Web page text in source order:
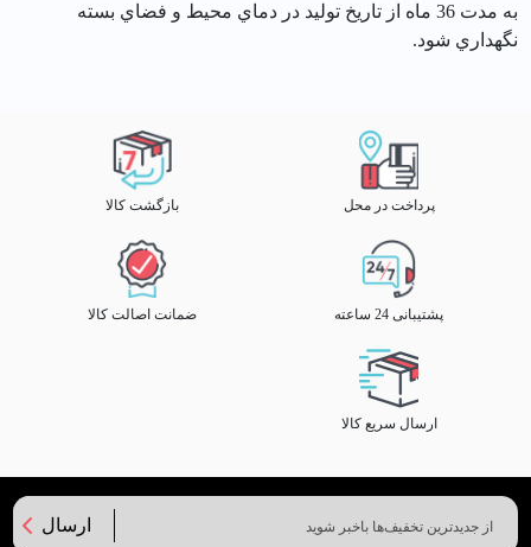
به مدت 36 ماه از تاريخ توليد در دماي محيط و فضاي بسته
نگهداري شود.
پرداخت در محل بازگشت کالا
پشتیبانی 24 ساعته ضمانت اصالت کالا
ارسال سریع کالا
ارسال